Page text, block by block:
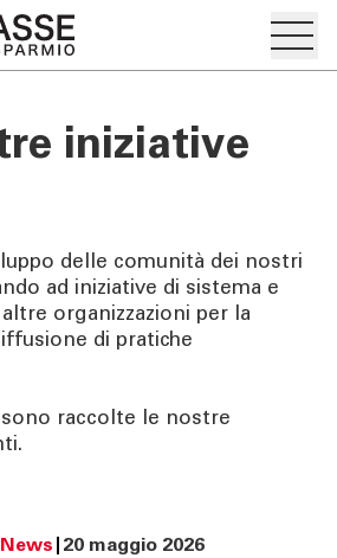
Apre il
di sostenibilità
iniziative
delle comunità dei nostri
ad iniziative di sistema e
organizzazioni per la
di pratiche
raccolte le nostre
News 20 maggio 2026